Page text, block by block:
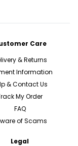
Care
& Returns
Information
& Contact Us
My Order
FAQ
of Scams
Legal